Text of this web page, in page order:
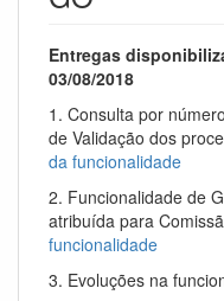
Entregas
03/08/2018
1. Consulta por
de Validação dos
da funcionalidade
2. Funcionalidade de
atribuída para
funcionalidade
3. Evoluções na